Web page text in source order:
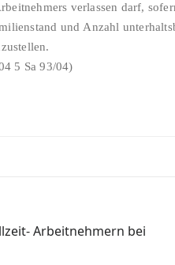
verlassen darf,
und Anzahl
(LAG Schleswig-Holstein – 10.08.2004 5 Sa 93/04)
Arbeitnehmern bei